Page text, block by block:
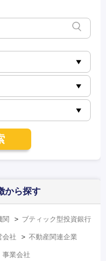
から探す
関 ブティック型投資銀行
会社 不動産関連企業
事業会社